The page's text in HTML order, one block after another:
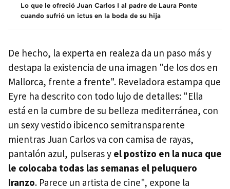
Lo que le ofreció Juan Carlos I al padre de Laura Ponte
cuando sufrió un ictus en la boda de su hija
De hecho, la experta en realeza da un paso más y
destapa la existencia de una imagen "de los dos en
Mallorca, frente a frente". Reveladora estampa que
Eyre ha descrito con todo lujo de detalles: "Ella
está en la cumbre de su belleza mediterránea, con
un sexy vestido ibicenco semitransparente
mientras Juan Carlos va con camisa de rayas,
pantalón azul, pulseras y el postizo en la nuca que
le colocaba todas las semanas el peluquero
Iranzo. Parece un artista de cine", expone la